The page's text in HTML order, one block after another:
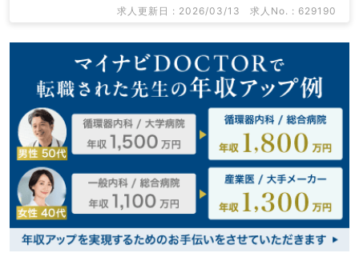
求人更新日 : 2026/03/13 求人No. : 629190